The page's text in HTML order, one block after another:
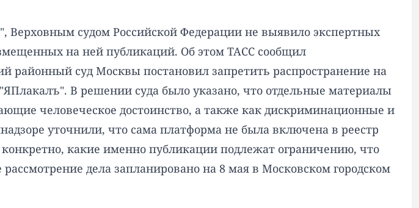
судом Российской Федерации не выявило экспертных
на ней публикаций. Об этом ТАСС сообщил
районный суд Москвы постановил запретить распространение на
В решении суда было указано, что отдельные материалы
человеческое достоинство, а также как дискриминационные и
уточнили, что сама платформа не была включена в реестр
какие именно публикации подлежат ограничению, что
дела запланировано на 8 мая в Московском городском